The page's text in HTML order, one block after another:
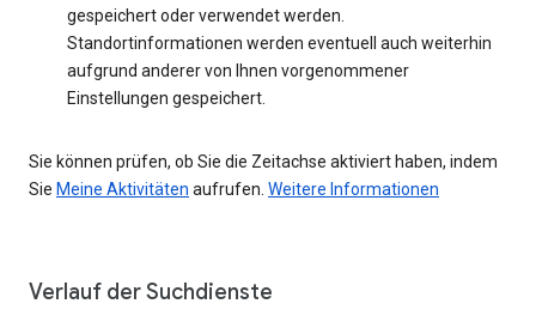
gespeichert oder verwendet werden.
Standortinformationen werden eventuell auch weiterhin
aufgrund anderer von Ihnen vorgenommener
Einstellungen gespeichert.
Sie können prüfen, ob Sie die Zeitachse aktiviert haben, indem
Sie Meine Aktivitäten aufrufen. Weitere Informationen
Verlauf der Suchdienste